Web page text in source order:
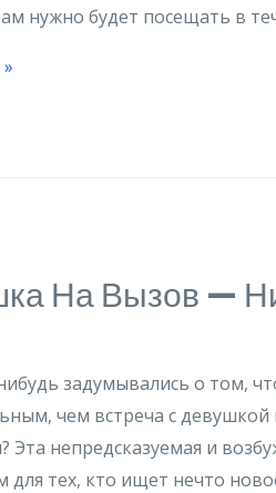
нужно будет посещать в
На Вызов —
задумывались о том,
чем встреча с
Эта непредсказуемая и
для тех, кто ищет нечто